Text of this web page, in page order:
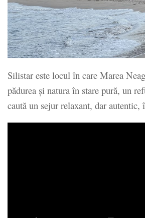
Silistar este locul în care Marea
pădurea și natura în stare pură, un
caută un sejur relaxant, dar autentic,